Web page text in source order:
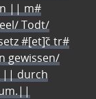
|| m#
Todt/
#[et]c̃ tr#
gewissen/
|| durch